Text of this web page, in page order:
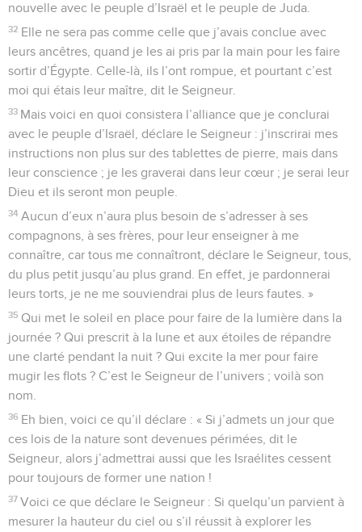
nouvelle avec le peuple d’Israël et le peuple de Juda.
32 Elle ne sera pas comme celle que j’avais conclue avec
leurs ancêtres, quand je les ai pris par la main pour les faire
sortir d’Égypte. Celle-là, ils l’ont rompue, et pourtant c’est
moi qui étais leur maître, dit le Seigneur.
33 Mais voici en quoi consistera l’alliance que je conclurai
avec le peuple d’Israël, déclare le Seigneur : j’inscrirai mes
instructions non plus sur des tablettes de pierre, mais dans
leur conscience ; je les graverai dans leur cœur ; je serai leur
Dieu et ils seront mon peuple.
34 Aucun d’eux n’aura plus besoin de s’adresser à ses
compagnons, à ses frères, pour leur enseigner à me
connaître, car tous me connaîtront, déclare le Seigneur, tous,
du plus petit jusqu’au plus grand. En effet, je pardonnerai
leurs torts, je ne me souviendrai plus de leurs fautes. »
35 Qui met le soleil en place pour faire de la lumière dans la
journée ? Qui prescrit à la lune et aux étoiles de répandre
une clarté pendant la nuit ? Qui excite la mer pour faire
mugir les flots ? C’est le Seigneur de l’univers ; voilà son
nom.
36 Eh bien, voici ce qu’il déclare : « Si j’admets un jour que
ces lois de la nature sont devenues périmées, dit le
Seigneur, alors j’admettrai aussi que les Israélites cessent
pour toujours de former une nation !
37 Voici ce que déclare le Seigneur : Si quelqu’un parvient à
mesurer la hauteur du ciel ou s’il réussit à explorer les